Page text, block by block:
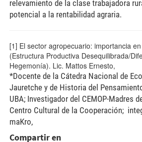
relevamiento de la clase trabajadora
potencial a la rentabilidad agraria.
[1] El sector agropecuario: importancia
(Estructura Productiva Desequilibrada/
Hegemonía). Lic. Mattos Ernesto,
*Docente de la Cátedra Nacional de
Jauretche y de Historia del
UBA; Investigador del CEMOP-Madres
Centro Cultural de la Cooperación;
maKro,
Compartir en